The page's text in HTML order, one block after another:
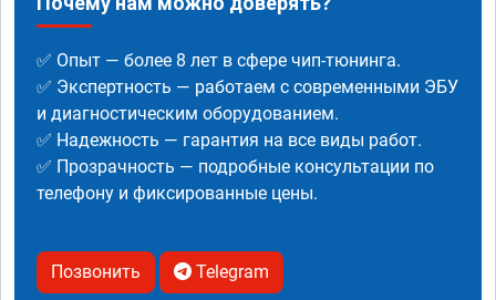
✅ Опыт — более 8 лет в сфере чип-тюнинга.
✅ Экспертность — работаем с современными ЭБУ
и диагностическим оборудованием.
✅ Надежность — гарантия на все виды работ.
✅ Прозрачность — подробные консультации по
телефону и фиксированные цены.
Позвонить Telegram